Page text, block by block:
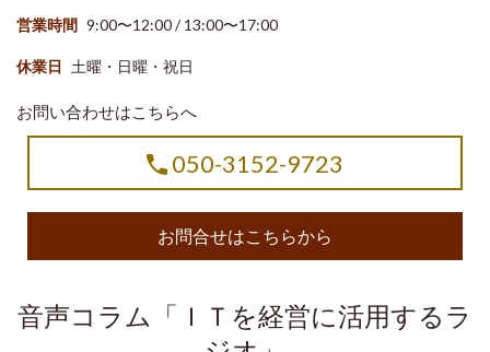
営業時間 9:00〜12:00 / 13:00〜17:00
休業日 土曜・日曜・祝日
お問い合わせはこちらへ
050-3152-9723
お問合せはこちらから
音声コラム「ＩＴを経営に活用するラ